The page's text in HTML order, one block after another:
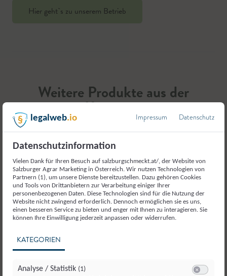
Hier geht`s zu unserem Betrieb
Weitere Produkte aus der
Kategorie
Milch und Milcherzeugnisse
legalweb.io Impressum Datenschutz
Datenschutzinformation
Vielen Dank für Ihren Besuch auf salzburgschmeckt.at/, der Website von
Salzburger Agrar Marketing in Österreich. Wir nutzen Technologien von
Partnern (1), um unsere Dienste bereitzustellen. Dazu gehören Cookies
und Tools von Drittanbietern zur Verarbeitung einiger Ihrer
personenbezogenen Daten. Diese Technologien sind für die Nutzung der
Website nicht zwingend erforderlich. Dennoch ermöglichen sie es uns,
einen besseren Service zu bieten und enger mit Ihnen zu interagieren. Sie
können Ihre Einwilligung jederzeit anpassen oder widerrufen.
KATEGORIEN
Analyse / Statistik (1)